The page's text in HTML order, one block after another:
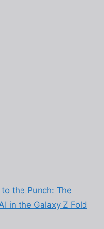
the Punch: The
in the Galaxy Z Fold